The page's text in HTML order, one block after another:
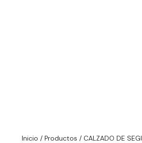
Inicio / Productos / CALZADO DE